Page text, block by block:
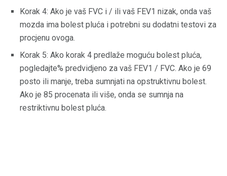
Korak 4: Ako je vaš FVC i / ili vaš FEV1 nizak, onda vaš
mozda ima bolest pluća i potrebni su dodatni testovi za
procjenu ovoga.
Korak 5: Ako korak 4 predlaže moguću bolest pluća,
pogledajte% predvidjeno za vaš FEV1 / FVC. Ako je 69
posto ili manje, treba sumnjati na opstruktivnu bolest.
Ako je 85 procenata ili više, onda se sumnja na
restriktivnu bolest pluća.